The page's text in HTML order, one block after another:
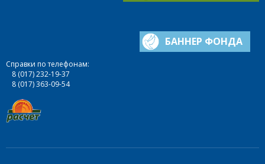
БАННЕР ФОНДА
Справки по телефонам:
8 (017) 232-19-37
8 (017) 363-09-54